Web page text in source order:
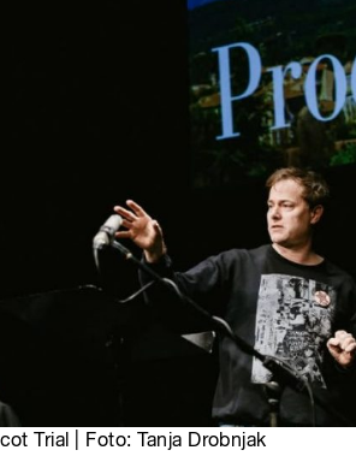
Trial | Foto: Tanja Drobnjak